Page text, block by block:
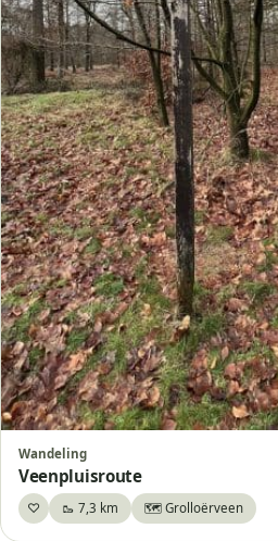
Wandeling
Veenpluisroute
♡Bewaar🥾 7,3 km 🗺️ Grolloërveen